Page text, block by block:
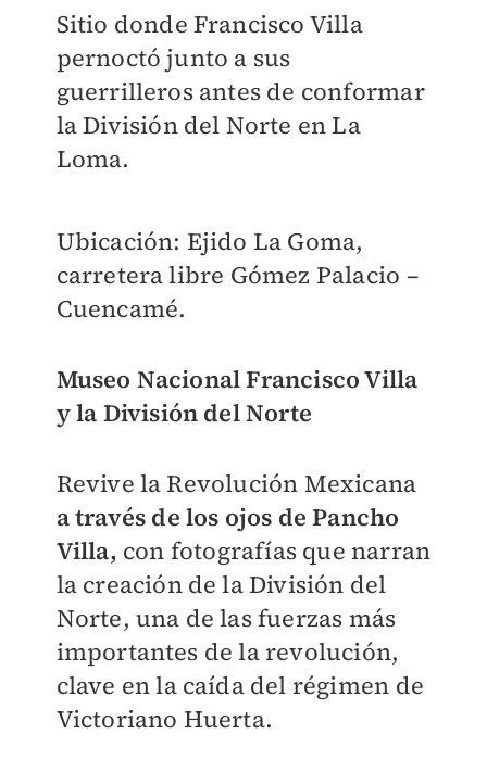
Sitio donde Francisco Villa
pernoctó junto a sus
guerrilleros antes de conformar
la División del Norte en La
Loma.
Ubicación: Ejido La Goma,
carretera libre Gómez Palacio –
Cuencamé.
Museo Nacional Francisco Villa
y la División del Norte
Revive la Revolución Mexicana
a través de los ojos de Pancho
Villa, con fotografías que narran
la creación de la División del
Norte, una de las fuerzas más
importantes de la revolución,
clave en la caída del régimen de
Victoriano Huerta.